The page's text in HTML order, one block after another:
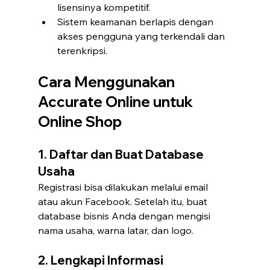
lisensinya kompetitif.
Sistem keamanan berlapis dengan
akses pengguna yang terkendali dan
terenkripsi.
Cara Menggunakan
Accurate Online untuk
Online Shop
1. Daftar dan Buat Database
Usaha
Registrasi bisa dilakukan melalui email
atau akun Facebook. Setelah itu, buat
database bisnis Anda dengan mengisi
nama usaha, warna latar, dan logo.
2. Lengkapi Informasi